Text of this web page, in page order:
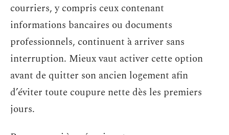
courriers, y compris ceux contenant
informations bancaires ou documents
professionnels, continuent à arriver sans
interruption. Mieux vaut activer cette option
avant de quitter son ancien logement afin
d’éviter toute coupure nette dès les premiers
jours.